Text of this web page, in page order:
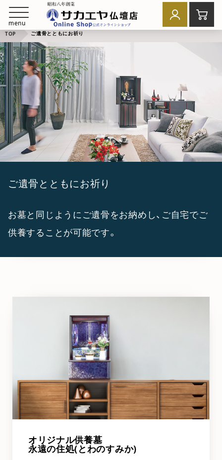
menu
TOP ご遺骨とともにお祈り
ご遺骨とともにお祈り
お墓と同じようにご遺骨をお納めし、ご自宅でご
供養することが可能です。
オリジナル供養墓
永遠の住処(とわのすみか)